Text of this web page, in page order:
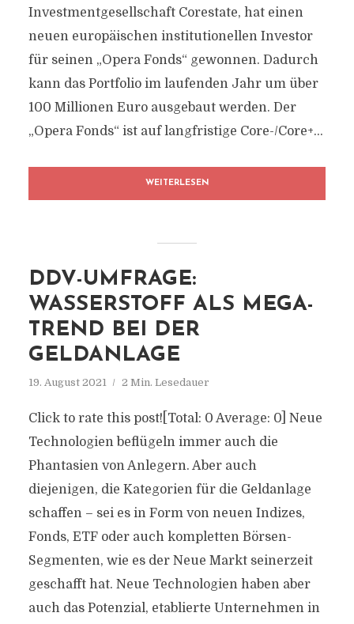
Investmentgesellschaft Corestate, hat einen
neuen europäischen institutionellen Investor
für seinen „Opera Fonds“ gewonnen. Dadurch
kann das Portfolio im laufenden Jahr um über
100 Millionen Euro ausgebaut werden. Der
„Opera Fonds“ ist auf langfristige Core-/Core+...
WEITERLESEN
DDV-UMFRAGE:
WASSERSTOFF ALS MEGA-
TREND BEI DER
GELDANLAGE
19. August 2021 2 Min. Lesedauer
Click to rate this post![Total: 0 Average: 0] Neue
Technologien beflügeln immer auch die
Phantasien von Anlegern. Aber auch
diejenigen, die Kategorien für die Geldanlage
schaffen – sei es in Form von neuen Indizes,
Fonds, ETF oder auch kompletten Börsen-
Segmenten, wie es der Neue Markt seinerzeit
geschafft hat. Neue Technologien haben aber
auch das Potenzial, etablierte Unternehmen in